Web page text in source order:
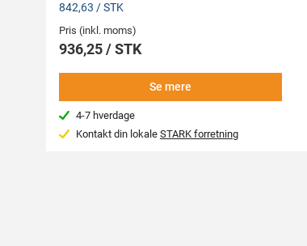
842,63 / STK
Pris (inkl. moms)
936,25 / STK
Se mere
4-7 hverdage
Kontakt din lokale STARK forretning